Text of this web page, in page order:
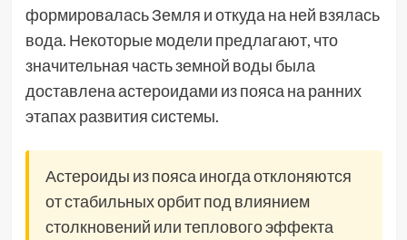
формировалась Земля и откуда на ней взялась
вода. Некоторые модели предлагают, что
значительная часть земной воды была
доставлена астероидами из пояса на ранних
этапах развития системы.
Астероиды из пояса иногда отклоняются
от стабильных орбит под влиянием
столкновений или теплового эффекта